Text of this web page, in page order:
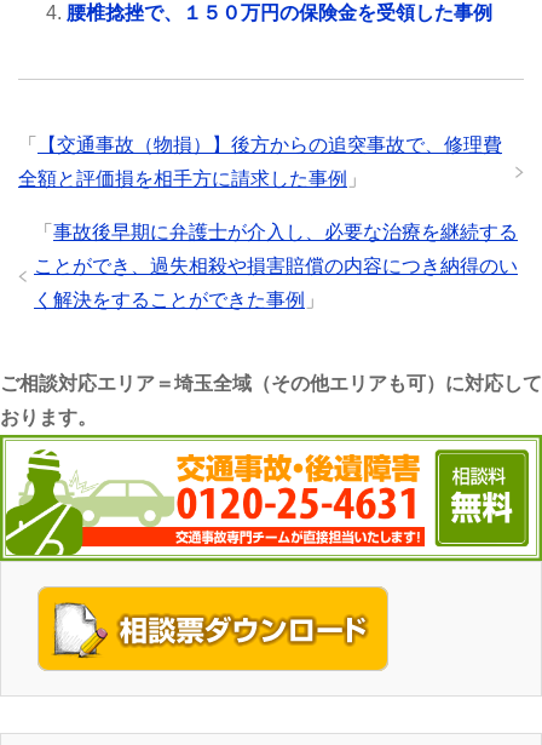
腰椎捻挫で、１５０万円の保険金を受領した事例
「
【交通事故（物損）】後方からの追突事故で、修理費
全額と評価損を相手方に請求した事例 」
「 事故後早期に弁護士が介入し、必要な治療を継続する
ことができ、過失相殺や損害賠償の内容につき納得のい
く解決をすることができた事例 」
ご相談対応エリア＝埼玉全域（その他エリアも可）に対応して
おります。